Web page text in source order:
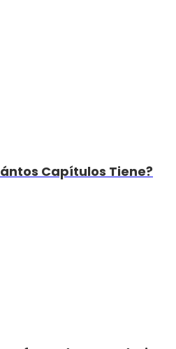
Capítulos Tiene?